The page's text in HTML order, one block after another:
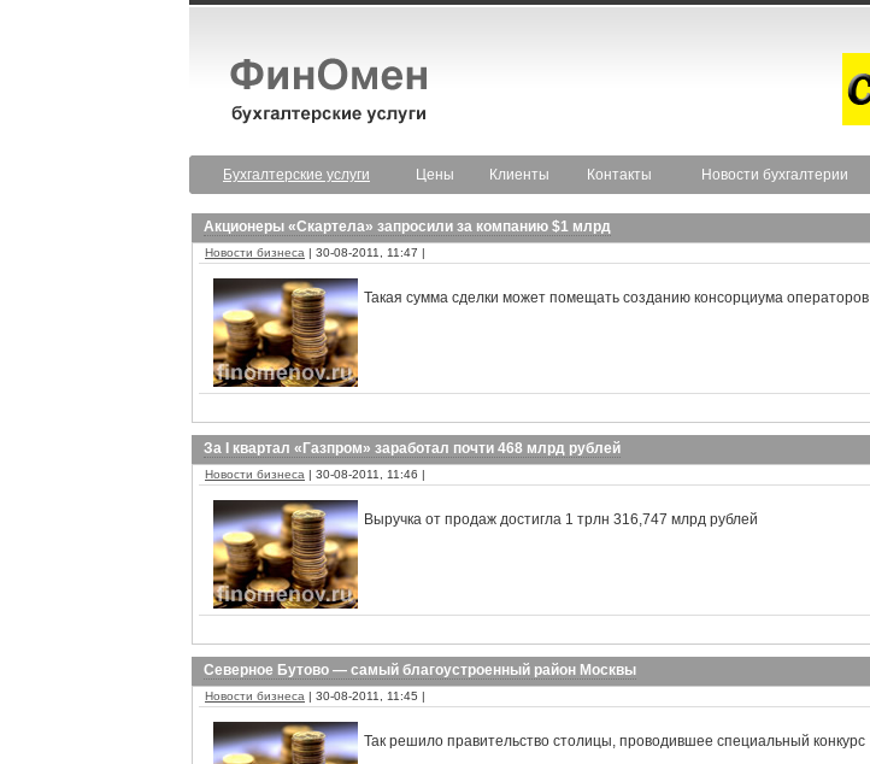
Бухгалтерские услуги
Цены Клиенты Контакты Новости бухгалтерии
Акционеры «Скартела» запросили за компанию $1 млрд
Новости бизнеса | 30-08-2011, 11:47 |
Такая сумма сделки может помещать созданию консорциума операторов
За I квартал «Газпром» заработал почти 468 млрд рублей
Новости бизнеса | 30-08-2011, 11:46 |
Выручка от продаж достигла 1 трлн 316,747 млрд рублей
Северное Бутово — самый благоустроенный район Москвы
Новости бизнеса | 30-08-2011, 11:45 |
Так решило правительство столицы, проводившее специальный конкурс